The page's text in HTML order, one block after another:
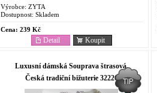
Výrobce: ZYTA
Dostupnost: Skladem
Cena: 239 Kč
Koupit
Detail
Luxusní dámská Souprava štrasová,
Česká tradiční bižuterie 32226